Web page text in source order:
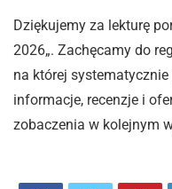
Dziękujemy za lekturę
2026„. Zachęcamy do
na której
informacje, recenzje i
zobaczenia w kolejnym